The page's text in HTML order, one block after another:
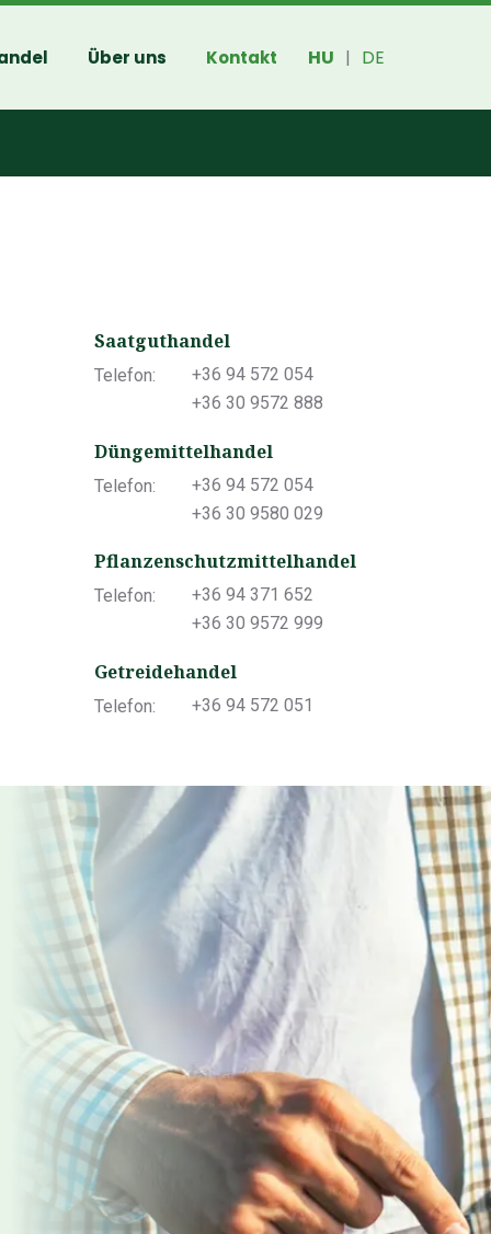
Über uns Kontakt HU | DE
Saatguthandel
Telefon:
+36 94 572 054
+36 30 9572 888
Düngemittelhandel
Telefon:
+36 94 572 054
+36 30 9580 029
Pflanzenschutzmittelhandel
Telefon:
+36 94 371 652
+36 30 9572 999
Getreidehandel
Telefon: +36 94 572 051